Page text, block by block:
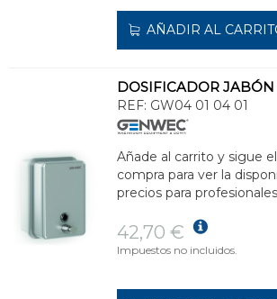
AÑADIR AL
REF: GW04 01 04 01
Añade al carrito y sigue
compra para ver la
precios para
42,70 €
Impuestos no incluidos.